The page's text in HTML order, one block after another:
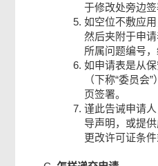
于修改处旁边签
如空位不敷应
然后夹附于申
所属问题编号，
如申请表是从
（下称“委员会
页签署。
谨此告诫申请
导声明，或提
更改许可证条件